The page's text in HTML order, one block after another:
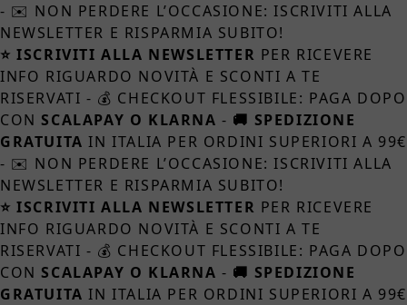
- ✉️ NON PERDERE L’OCCASIONE: ISCRIVITI ALLA
NEWSLETTER E RISPARMIA SUBITO!
⭐ ISCRIVITI ALLA NEWSLETTER PER RICEVERE
INFO RIGUARDO NOVITÀ E SCONTI A TE
RISERVATI - 💰 CHECKOUT FLESSIBILE: PAGA DOPO
CON SCALAPAY O KLARNA - 🚚 SPEDIZIONE
GRATUITA IN ITALIA PER ORDINI SUPERIORI A 99€
- ✉️ NON PERDERE L’OCCASIONE: ISCRIVITI ALLA
NEWSLETTER E RISPARMIA SUBITO!
⭐ ISCRIVITI ALLA NEWSLETTER PER RICEVERE
INFO RIGUARDO NOVITÀ E SCONTI A TE
RISERVATI - 💰 CHECKOUT FLESSIBILE: PAGA DOPO
CON SCALAPAY O KLARNA - 🚚 SPEDIZIONE
GRATUITA IN ITALIA PER ORDINI SUPERIORI A 99€